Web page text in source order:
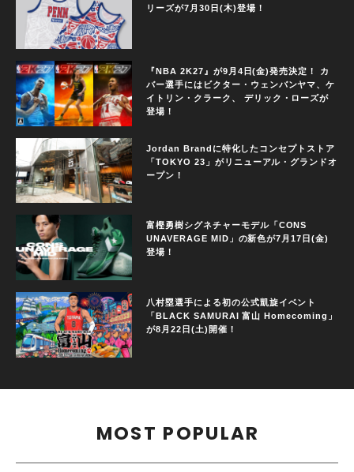
リーズが7月30日(木)登場！
『NBA 2K27』が9月4日(金)発売決定！ カ
バー選手にはビクター・ウェンバンヤマ、ケ
イトリン・クラーク、 デリック・ローズが
登場！
Jordan Brandに特化したコンセプトストア
「TOKYO 23」がリニューアル・グランドオ
ープン！
富樫勇樹シグネチャーモデル「CONS
UNAVERAGE MID」の新色が7月17日(金)
登場！
八村塁選手による初の公式凱旋イベント
「BLACK SAMURAI 富山 Homecoming」
が8月22日(土)開催！
MOST POPULAR